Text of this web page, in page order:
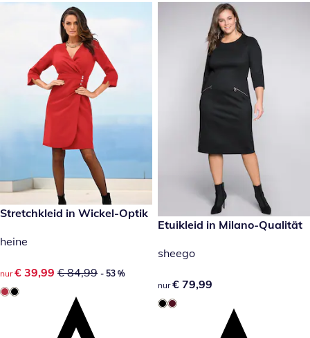
reduzierter Preis € 39,99, vorheriger Preis: € 84,99
- 53 %
Stretchkleid in Wickel-Optik
heine
reduzierter Preis € 39,99, vorheriger Preis: € 84,99
nur € 39,99 € 84,99 - 53 %
€ 79,99
Etuikleid in Milano-Qualität
sheego
€ 79,99
nur € 79,99